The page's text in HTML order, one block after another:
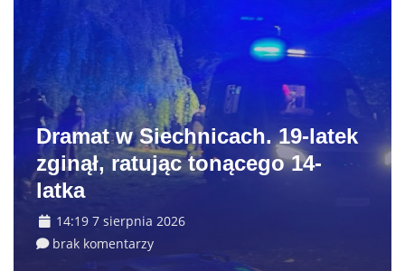
Dramat w Siechnicach. 19-latek
zginął, ratując tonącego 14-
latka
14:19 7 sierpnia 2026
brak komentarzy